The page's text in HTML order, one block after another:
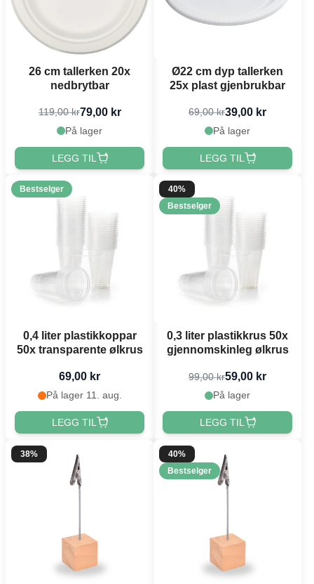
26 cm tallerken 20x
nedbrytbar
119,00 kr79,00 kr
På lager
LEGG TIL
Ø22 cm dyp tallerken
25x plast gjenbrukbar
69,00 kr39,00 kr
På lager
LEGG TIL
Bestselger
0,4 liter plastikkoppar
50x transparente ølkrus
69,00 kr
På lager 11. aug.
LEGG TIL
40%
Bestselger
0,3 liter plastikkrus 50x
gjennomskinleg ølkrus
99,00 kr59,00 kr
På lager
LEGG TIL
38%
40%
Bestselger